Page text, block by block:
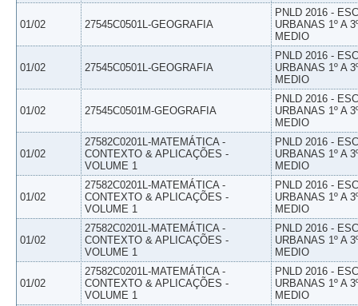
01/02 27545C0501L-GEOGRAFIA
PNLD 2016 -
URBANAS 1º A
MEDIO
01/02 27545C0501L-GEOGRAFIA
PNLD 2016 -
URBANAS 1º A
MEDIO
01/02 27545C0501M-GEOGRAFIA
PNLD 2016 -
URBANAS 1º A
MEDIO
01/02
27582C0201L-MATEMÁTICA -
CONTEXTO & APLICAÇÕES -
VOLUME 1
PNLD 2016 -
URBANAS 1º A
MEDIO
01/02
27582C0201L-MATEMÁTICA -
CONTEXTO & APLICAÇÕES -
VOLUME 1
PNLD 2016 -
URBANAS 1º A
MEDIO
01/02
27582C0201L-MATEMÁTICA -
CONTEXTO & APLICAÇÕES -
VOLUME 1
PNLD 2016 -
URBANAS 1º A
MEDIO
01/02
27582C0201L-MATEMÁTICA -
CONTEXTO & APLICAÇÕES -
VOLUME 1
PNLD 2016 -
URBANAS 1º A
MEDIO